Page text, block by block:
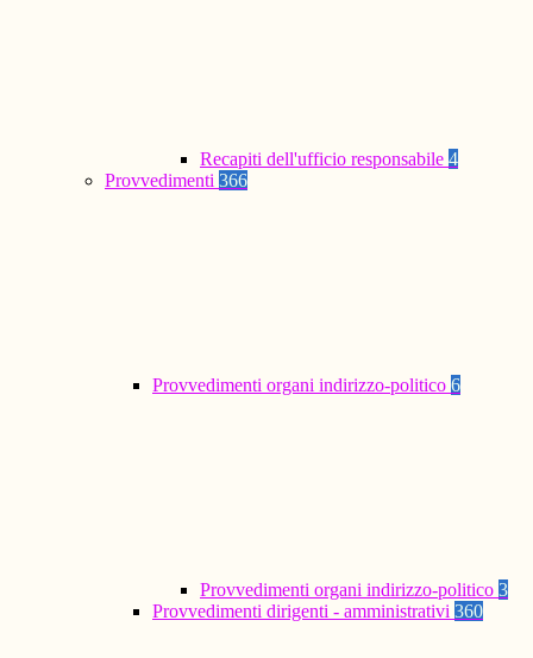
Recapiti dell'ufficio responsabile 4
Provvedimenti 366
Provvedimenti organi indirizzo-politico 6
Provvedimenti organi indirizzo-politico 3
Provvedimenti dirigenti - amministrativi 360